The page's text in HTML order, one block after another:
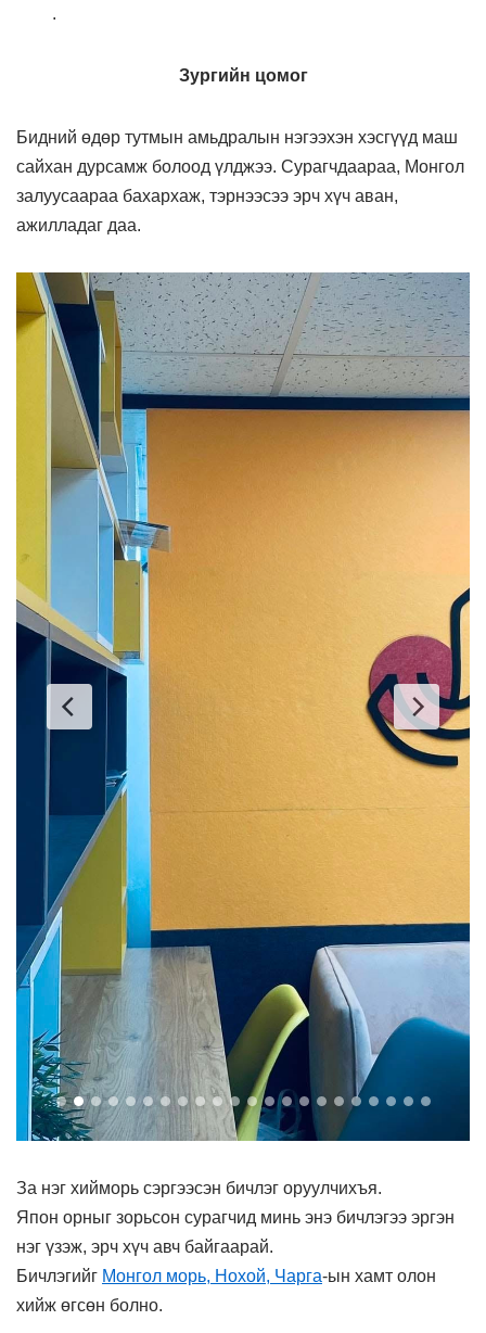
.
Зургийн цомог
Бидний өдөр тутмын амьдралын нэгээхэн хэсгүүд маш
сайхан дурсамж болоод үлджээ. Сурагчдаараа, Монгол
залуусаараа бахархаж, тэрнээсээ эрч хүч аван,
ажилладаг даа.
За нэг хийморь сэргээсэн бичлэг оруулчихъя.
Япон орныг зорьсон сурагчид минь энэ бичлэгээ эргэн
нэг үзэж, эрч хүч авч байгаарай.
Бичлэгийг Монгол морь, Нохой, Чарга-ын хамт олон
хийж өгсөн болно.